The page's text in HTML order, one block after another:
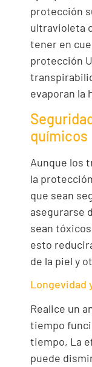
protección
ultravioleta
tener en
protección
evaporan la
químicos
Aunque los
la
que sean
asegurarse
sean
esto
de la piel y
Longevidad
Realice un
tiempo
tiempo, La
puede